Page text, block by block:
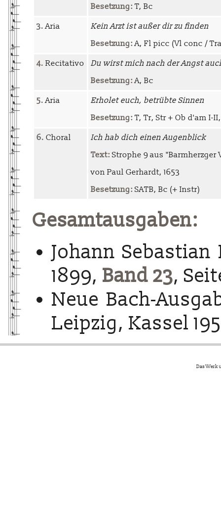
Besetzung: T, Bc
3.Aria
Kein Arzt ist außer dir zu finden
Besetzung:A, Fl picc (Vl conc /
4. Recitativo
Du wirst mich nach der Angst
Besetzung:A, Bc
5.Aria
Erholet euch, betrübte Sinnen
Besetzung: T, Tr, Str + Ob d'am I-
6. Choral
Ich hab dich einen Augenblick
Text: Strophe 9 aus
von Paul Gerhardt, 1653
Besetzung: SATB, Bc (+ Instr)
Gesamtausgaben:
Johann Sebastian
1899, Band 23,
Neue Bach-
Leipzig, Kassel
Das Werk